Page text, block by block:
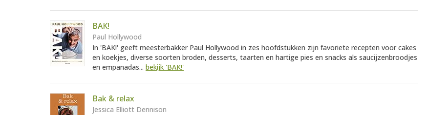
BAK!
Paul Hollywood
In 'BAK!' geeft meesterbakker Paul Hollywood in zes hoofdstukken zijn favoriete recepten voor cakes
en koekjes, diverse soorten broden, desserts, taarten en hartige pies en snacks als saucijzenbroodjes
en empanadas... bekijk 'BAK!'
Bak & relax
Jessica Elliott Dennison